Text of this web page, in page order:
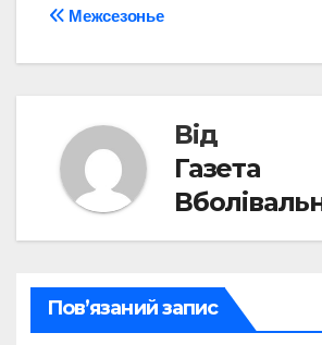
Навігація
записів
Межсезонье
Від
Газета
Пов’язаний запис